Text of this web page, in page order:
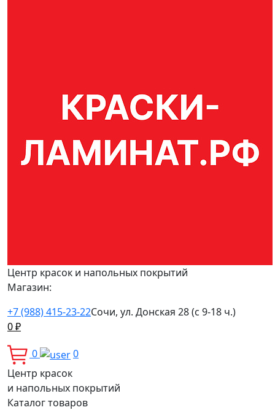
Центр красок и напольных покрытий
Магазин:
+7 (988) 415-23-22Сочи, ул. Донская 28 (с 9-18 ч.)
0₽
0
0
Центр красок
и напольных покрытий
Каталог товаров